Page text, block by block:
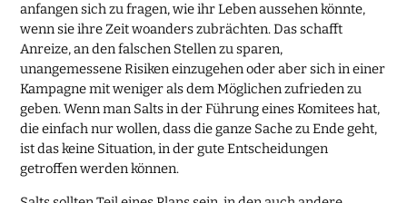
anfangen sich zu fragen, wie ihr Leben aussehen könnte,
wenn sie ihre Zeit woanders zubrächten. Das schafft
Anreize, an den falschen Stellen zu sparen,
unangemessene Risiken einzugehen oder aber sich in einer
Kampagne mit weniger als dem Möglichen zufrieden zu
geben. Wenn man Salts in der Führung eines Komitees hat,
die einfach nur wollen, dass die ganze Sache zu Ende geht,
ist das keine Situation, in der gute Entscheidungen
getroffen werden können.